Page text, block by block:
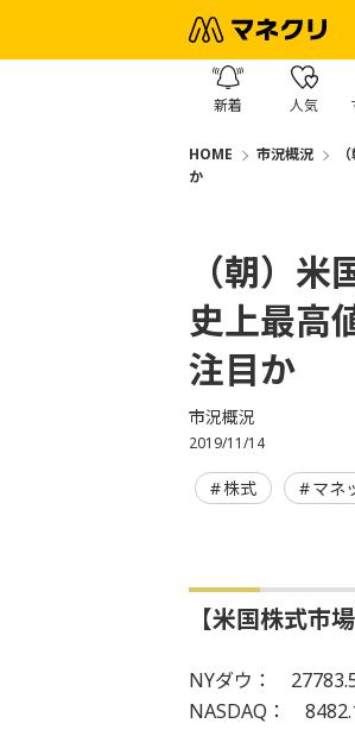
新着 人気
HOME 市況概況
か
（朝）
史上最高
注目か
市況概況
2019/11/14
株式 マネ
【米国株式市
NYダウ：
NASDAQ：